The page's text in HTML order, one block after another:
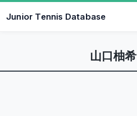
Junior Tennis Database
山口柚希